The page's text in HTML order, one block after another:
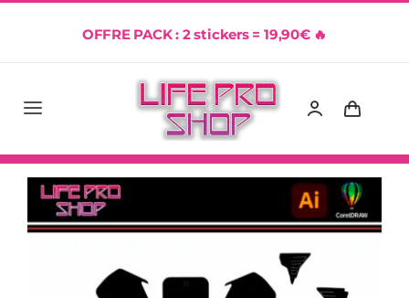
OFFRE PACK : 2 stickers = 19,90€ 🔥
Navigation
Accueil
Sticker échappement